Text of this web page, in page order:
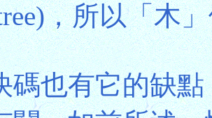
，所以「木
碼也有它的缺